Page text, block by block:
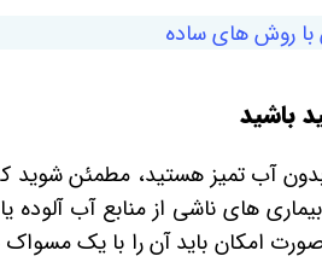
با روش های ساده
آب تمیز هستید، مطمئن
های ناشی از منابع آب
امکان باید آن را با یک مسواک